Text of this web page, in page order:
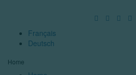
Français
Deutsch
Home